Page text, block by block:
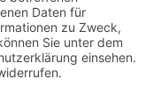
München